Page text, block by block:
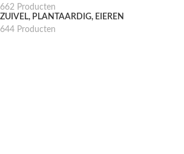
662 Producten
ZUIVEL, PLANTAARDIG, EIEREN
644 Producten